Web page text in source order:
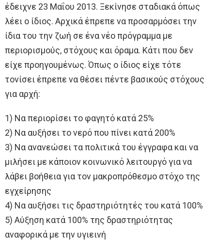
έδειχνε 23 Μαΐου 2013. Ξεκίνησε σταδιακά όπως
λέει ο ίδιος. Αρχικά έπρεπε να προσαρμόσει την
ίδια του την ζωή σε ένα νέο πρόγραμμα με
περιορισμούς, στόχους και όραμα. Κάτι που δεν
είχε προηγουμένως. Όπως ο ίδιος είχε τότε
τονίσει έπρεπε να θέσει πέντε βασικούς στόχους
για αρχή:
1) Να περιορίσει το φαγητό κατά 25%
2) Να αυξήσει το νερό που πίνει κατά 200%
3) Να ανανεώσει τα πολιτικά του έγγραφα και να
μιλήσει με κάποιον κοινωνικό λειτουργό για να
λάβει βοήθεια για τον μακροπρόθεσμο στόχο της
εγχείρησης
4) Να αυξήσει τις δραστηριότητές του κατά 100%
5) Αύξηση κατά 100% της δραστηριότητας
αναφορικά με την υγιεινή